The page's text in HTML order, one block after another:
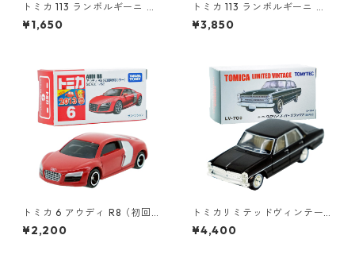
トミカ 113 ランボルギーニ レ
ヴェントン #10359791
¥1,650
トミカ 113 ランボルギーニ レ
ヴェントン (初回特別カラー)
#10421641
¥3,850
トミカ 6 アウディ R8（初回特
別カラー）#10467441
¥2,200
トミカリミテッドヴィンテー
ジ LV-70a ニッサン グロリア
スーパー デラックス 68年式 #
¥4,400